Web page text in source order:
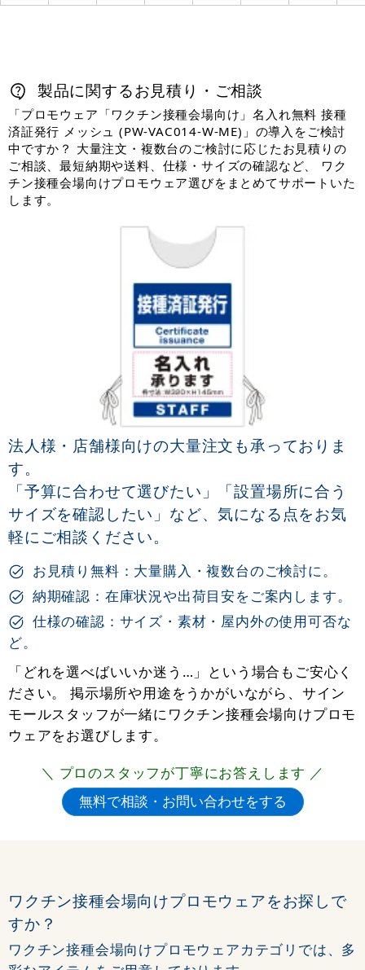
製品に関するお見積り・ご相談
「プロモウェア「ワクチン接種会場向け」名入れ無料 接種
済証発行 メッシュ (PW-VAC014-W-ME)」の導入をご検討
中ですか？ 大量注文・複数台のご検討に応じたお見積りの
ご相談、最短納期や送料、仕様・サイズの確認など、 ワク
チン接種会場向けプロモウェア選びをまとめてサポートいた
します。
法人様・店舗様向けの大量注文も承っておりま
す。
「予算に合わせて選びたい」「設置場所に合う
サイズを確認したい」など、気になる点をお気
軽にご相談ください。
お見積り無料：大量購入・複数台のご検討に。
納期確認：在庫状況や出荷目安をご案内します。
仕様の確認：サイズ・素材・屋内外の使用可否な
ど。
「どれを選べばいいか迷う…」という場合もご安心く
ださい。 掲示場所や用途をうかがいながら、サイン
モールスタッフが一緒にワクチン接種会場向けプロモ
ウェアをお選びします。
＼ プロのスタッフが丁寧にお答えします ／
ワクチン接種会場向けプロモウェアをお探しで
すか？
ワクチン接種会場向けプロモウェアカテゴリでは、多